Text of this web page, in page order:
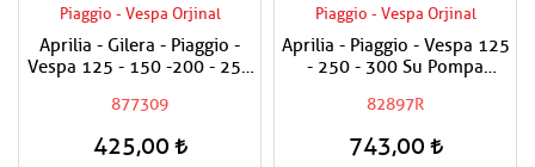
Piaggio - Vespa Orjinal
Aprilia - Gilera - Piaggio -
Vespa 125 - 150 -200 - 250
Hilali
877309
425,00
Piaggio - Vespa Orjinal
Aprilia - Piaggio - Vespa 125
- 250 - 300 Su Pompa
82897R
743,00